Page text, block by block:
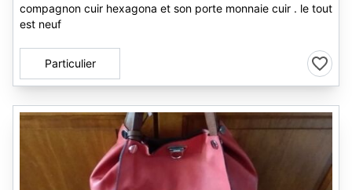
compagnon cuir hexagona et son porte monnaie cuir . le tout
est neuf
Particulier